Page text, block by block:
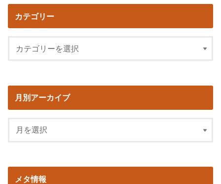
カテゴリー
月別アーカイブ
メタ情報